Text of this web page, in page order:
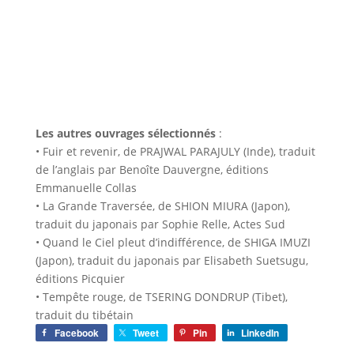
Les autres ouvrages sélectionnés:
• Fuir et revenir, de PRAJWAL PARAJULY (Inde), traduit
de l’anglais par Benoîte Dauvergne, éditions
Emmanuelle Collas
• La Grande Traversée, de SHION MIURA (Japon),
traduit du japonais par Sophie Relle, Actes Sud
• Quand le Ciel pleut d’indifférence, de SHIGA IMUZI
(Japon), traduit du japonais par Elisabeth Suetsugu,
éditions Picquier
• Tempête rouge, de TSERING DONDRUP (Tibet),
traduit du tibétain
Facebook Tweet Pin LinkedIn